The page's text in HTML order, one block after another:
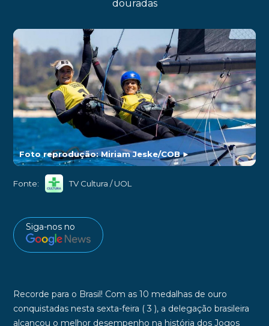
douradas
Foto reprodução: Miriam Jeske/COB►
Fonte: TV Cultura / UOL
Siga-nos no
Recorde para o Brasil! Com as 10 medalhas de ouro
conquistadas nesta sexta-feira ( 3 ), a delegação brasileira
alcançou o melhor desempenho na história dos Jogos